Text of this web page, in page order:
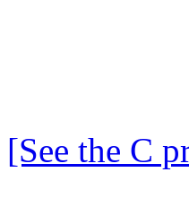
[See the C